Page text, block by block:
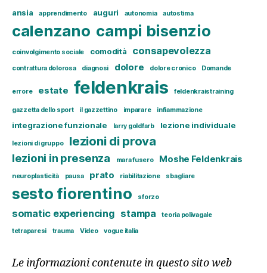
ansia apprendimento auguri autonomia autostima
calenzano campi bisenzio
coinvolgimento sociale comodità consapevolezza
contrattura dolorosa diagnosi dolore dolore cronico Domande
errore estate feldenkrais feldenkraistraining
gazzetta dello sport il gazzettino imparare infiammazione
integrazione funzionale larry goldfarb lezione individuale
lezioni di gruppo lezioni di prova
lezioni in presenza mara fusero Moshe Feldenkrais
neuroplasticità pausa prato riabilitazione sbagliare
sesto fiorentino sforzo
somatic experiencing stampa teoria polivagale
tetraparesi trauma Video vogue italia
Le informazioni contenute in questo sito web